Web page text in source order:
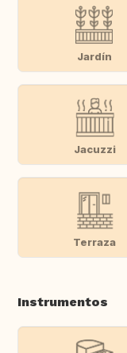
Jardín
Jacuzzi
Terraza
Instrumentos